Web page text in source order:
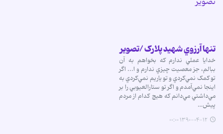
تنها آرزوي شهيد پلارک /تصوير
خدايا عملي ندارم که بخواهم به آن
ببالم، جز معصيت چيزي ندارم و ا... اگر
تو کمک نمي‌کردي و تو ياريم نمي‌کردي به
اينجا نمي‌آمدم و اگر تو ستارالعيوبي را بر
مي‌داشتي مي‌دانم که هيچ کدام از مردم
پيش…
۱۳۹۰-۰۴-۱۲ ۰۰:۰۰